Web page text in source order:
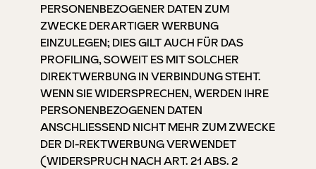
PERSONENBEZOGENER DATEN ZUM
ZWECKE DERARTIGER WERBUNG
EINZULEGEN; DIES GILT AUCH FÜR DAS
PROFILING, SOWEIT ES MIT SOLCHER
DIREKTWERBUNG IN VERBINDUNG STEHT.
WENN SIE WIDERSPRECHEN, WERDEN IHRE
PERSONENBEZOGENEN DATEN
ANSCHLIESSEND NICHT MEHR ZUM ZWECKE
DER DI-REKTWERBUNG VERWENDET
(WIDERSPRUCH NACH ART. 21 ABS. 2